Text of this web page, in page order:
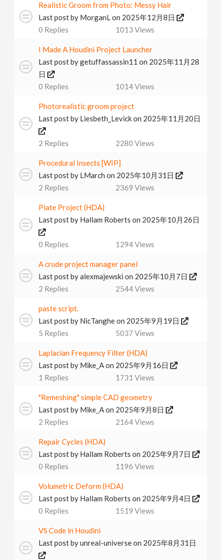
Realistic Groom from Photo: Messy Hair
Last post by MorganLon 2025年12月8日
0 Replies 1013 Views
I Made A Houdini Project Launcher
Last post bygetuffassassin11 on 2025年11月28
日
0 Replies 1014Views
Photorealistic groom project
Last post by Liesbeth_Levickon 2025年11月20日
2 Replies 2280 Views
Procedural Insects [WIP]
Last post by LMarch on 2025年10月31日
2 Replies 2369 Views
Plate Project (HDA)
Last post by Hallam Roberts on 2025年10月26日
0 Replies 1294Views
A crude project manager panel
Last post byalexmajewski on 2025年10月7日
2 Replies 2544Views
paste script.
Last post by NicTangheon 2025年9月19日
5 Replies 5037 Views
Laplacian Frequency Filter (HDA)
Last post by Mike_Aon 2025年9月16日
1 Replies 1731 Views
"Remeshing" simple CAD geometry
Last post by Mike_Aon 2025年9月8日
2 Replies 2164Views
Repair Cycles (HDA)
Last post by Hallam Roberts on 2025年9月7日
0 Replies 1196 Views
Volumetric Deform (HDA)
Last post by Hallam Roberts on 2025年9月4日
0 Replies 1519 Views
VS Code in Houdini
Last post byunreal-universeon 2025年8月31日